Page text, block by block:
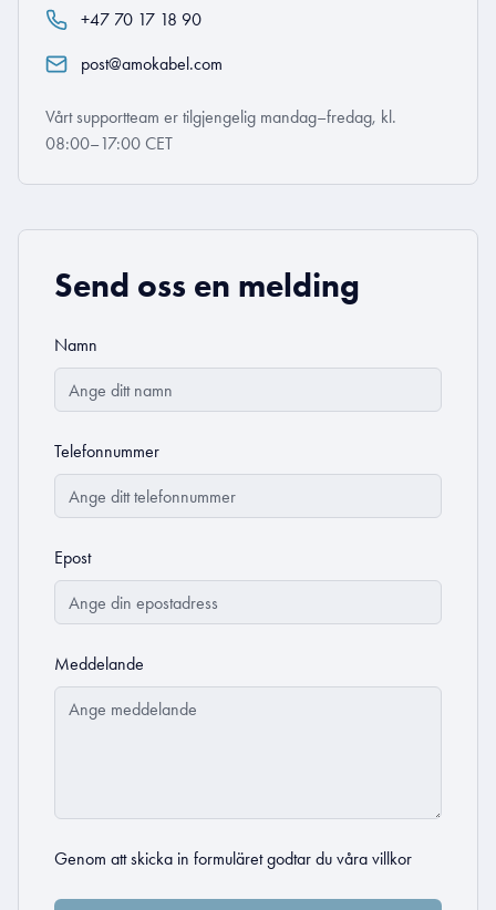
+47 70 17 18 90
post@amokabel.com
Vårt supportteam er tilgjengelig mandag–fredag, kl.
08:00–17:00 CET
Send oss en melding
Namn
Telefonnummer
Epost
Meddelande
Genom att skicka in formuläret godtar du våra villkor